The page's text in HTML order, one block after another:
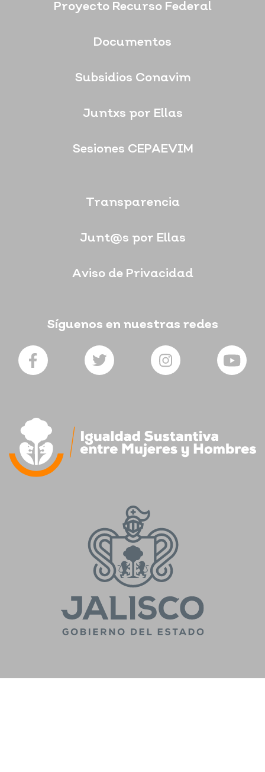
Proyecto Recurso Federal
Documentos
Subsidios Conavim
Juntxs por Ellas
Sesiones CEPAEVIM
Transparencia
Junt@s por Ellas
Aviso de Privacidad
Síguenos en nuestras redes